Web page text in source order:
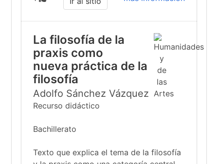
La filosofía de la
praxis como
nueva práctica de la
filosofía
Adolfo Sánchez Vázquez
Recurso didáctico
Bachillerato
Texto que explica el tema de la filosofía